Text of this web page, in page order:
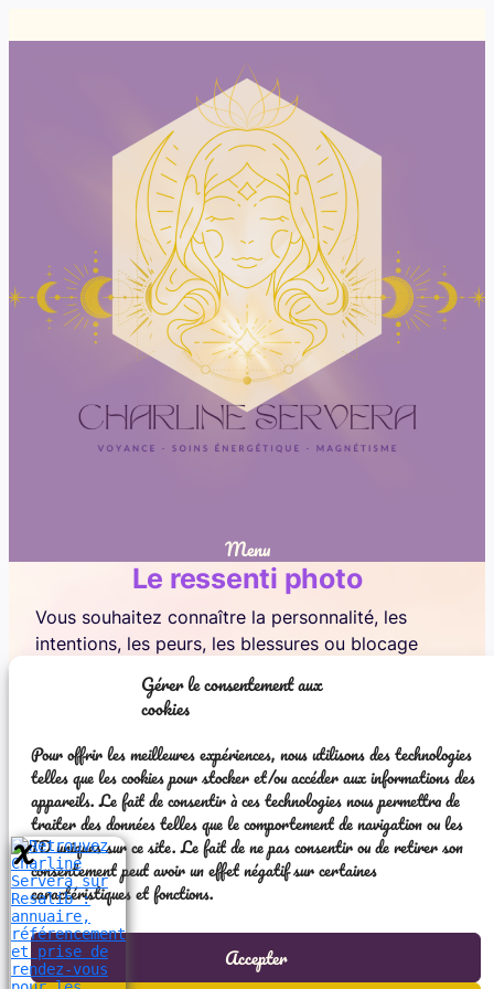
Gérer le consentement aux
cookies
Pour offrir les meilleures expériences, nous utilisons des technologies
telles que les cookies pour stocker et/ou accéder aux informations des
appareils. Le fait de consentir à ces technologies nous permettra de
traiter des données telles que le comportement de navigation ou les
ID uniques sur ce site. Le fait de ne pas consentir ou de retirer son
consentement peut avoir un effet négatif sur certaines
caractéristiques et fonctions.
Accepter
Menu
Le ressenti photo
Vous souhaitez connaître la personnalité, les
intentions, les peurs, les blessures ou blocage
votre relation avec une personne et non pas à
être intrusive dans sa vie.
Cette prestation se fait uniquement à distance
avec un retour par note vocale dans les 48h
suivant votre réservation. Il me faudra la photo, le
prénom et l’âge.
TARIF : 15 euros